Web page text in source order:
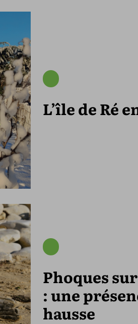
L’île de Ré
Phoques
: une
hausse